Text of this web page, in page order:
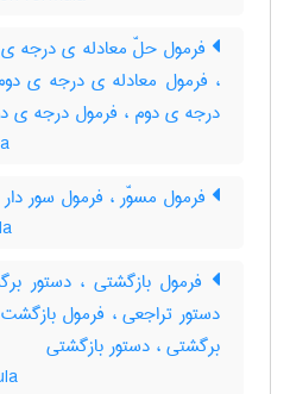
فرمول حلّ معادله ی درجه
، فرمول معادله ی درجه ی
درجه ی دوم ، فرمول درجه ی
فرمول مسوّر ، فرمول سور
فرمول بازگشتی ، دستور
دستور تراجعی ، فرمول
برگشتی ، دستور بازگشتی